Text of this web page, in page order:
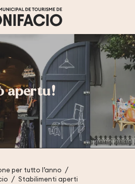
apertu!
per tutto l’anno
Stabilimenti aperti